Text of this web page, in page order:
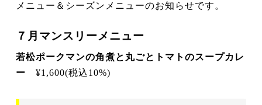
メニュー＆シーズンメニューのお知らせです。
７月マンスリーメニュー
若松ポークマンの角煮と丸ごとトマトのスープカレ
ー¥1,600(税込10%)